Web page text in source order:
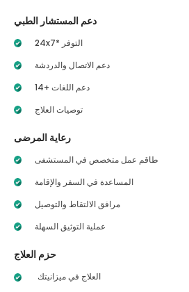
دعم المستشار الطبي
24x7* التوفر
دعم الاتصال والدردشة
14+ دعم اللغات
توصيات العلاج
رعاية المرضى
طاقم عمل متخصص في المستشفى
المساعدة في السفر والإقامة
مرافق الالتقاط والتوصيل
عملية التوثيق السهلة
حزم العلاج
العلاج في ميزانيتك